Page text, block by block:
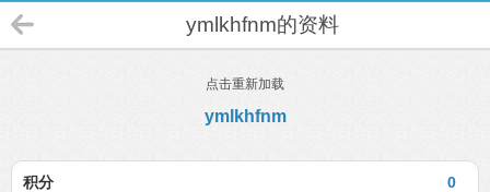
ymlkhfnm的资料
点击重新加载
ymlkhfnm
0
积分